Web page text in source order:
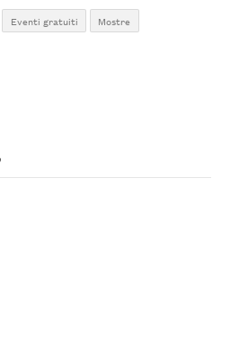
Eventi gratuiti Mostre